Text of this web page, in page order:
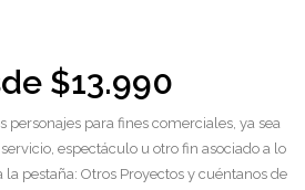
$13.990
personajes para fines comerciales, ya sea
espectáculo u otro fin asociado a lo
pestaña: Otros Proyectos y cuéntanos de